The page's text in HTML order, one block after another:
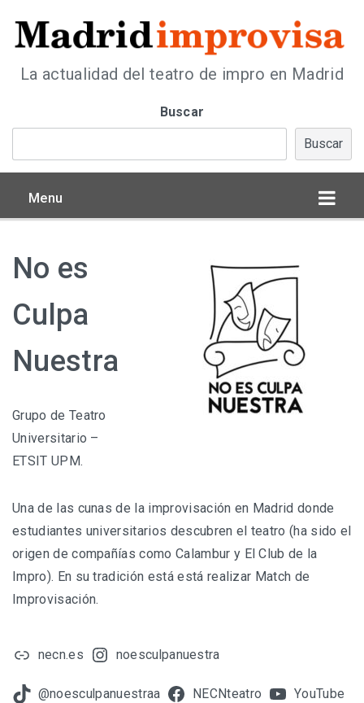
La actualidad del teatro de impro en Madrid
Buscar
Buscar
Menu
No es
Culpa
Nuestra
Grupo de Teatro
Universitario –
ETSIT UPM.
Una de las cunas de la improvisación en Madrid donde
estudiantes universitarios descubren el teatro (ha sido el
origen de compañías como Calambur y El Club de la
Impro). En su tradición está está realizar Match de
Improvisación.
necn.es noesculpanuestra
@noesculpanuestraa NECNteatro YouTube